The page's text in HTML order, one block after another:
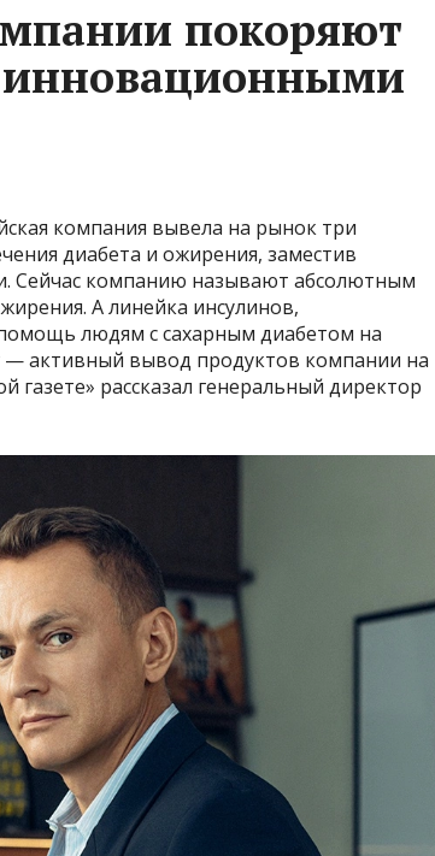
покоряют
компания вывела на рынок три
диабета и ожирения, заместив
Сейчас компанию называют абсолютным
А линейка инсулинов,
людям с сахарным диабетом на
активный вывод продуктов компании на
рассказал генеральный директор